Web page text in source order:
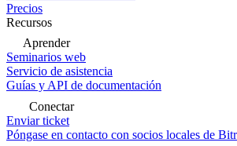
Precios
Recursos
Aprender
Seminarios web
Servicio de asistencia
Guías y API de documentación
Conectar
Enviar ticket
Póngase en contacto con socios locales de